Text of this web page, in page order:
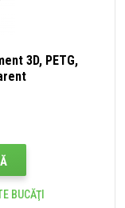
3D, PETG,
BUCĂŢI